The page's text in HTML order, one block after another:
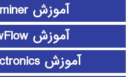
آموزش rapidminer
آموزش ShowFlow
آموزش SimElectronics